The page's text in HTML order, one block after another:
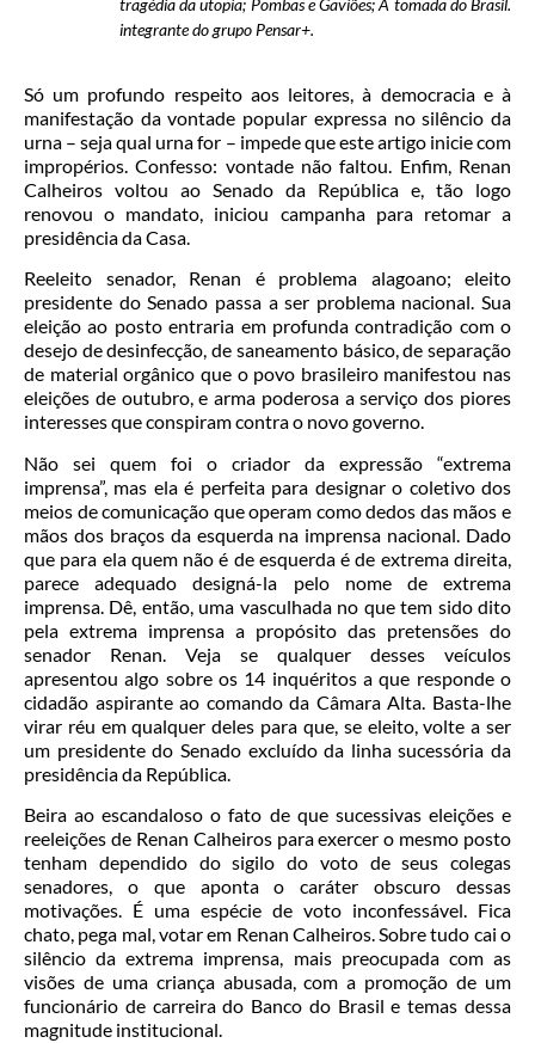
integrante do grupo Pensar+.
Só um profundo respeito aos leitores, à democracia e à
manifestação da vontade popular expressa no silêncio da
urna – seja qual urna for – impede que este artigo inicie com
impropérios. Confesso: vontade não faltou. Enfim, Renan
Calheiros voltou ao Senado da República e, tão logo
renovou o mandato, iniciou campanha para retomar a
presidência da Casa.
Reeleito senador, Renan é problema alagoano; eleito
presidente do Senado passa a ser problema nacional. Sua
eleição ao posto entraria em profunda contradição com o
desejo de desinfecção, de saneamento básico, de separação
de material orgânico que o povo brasileiro manifestou nas
eleições de outubro, e arma poderosa a serviço dos piores
interesses que conspiram contra o novo governo.
Não sei quem foi o criador da expressão “extrema
imprensa”, mas ela é perfeita para designar o coletivo dos
meios de comunicação que operam como dedos das mãos e
mãos dos braços da esquerda na imprensa nacional. Dado
que para ela quem não é de esquerda é de extrema direita,
parece adequado designá-la pelo nome de extrema
imprensa. Dê, então, uma vasculhada no que tem sido dito
pela extrema imprensa a propósito das pretensões do
senador Renan. Veja se qualquer desses veículos
apresentou algo sobre os 14 inquéritos a que responde o
cidadão aspirante ao comando da Câmara Alta. Basta-lhe
virar réu em qualquer deles para que, se eleito, volte a ser
um presidente do Senado excluído da linha sucessória da
presidência da República.
Beira ao escandaloso o fato de que sucessivas eleições e
reeleições de Renan Calheiros para exercer o mesmo posto
tenham dependido do sigilo do voto de seus colegas
senadores, o que aponta o caráter obscuro dessas
motivações. É uma espécie de voto inconfessável. Fica
chato, pega mal, votar em Renan Calheiros. Sobre tudo cai o
silêncio da extrema imprensa, mais preocupada com as
visões de uma criança abusada, com a promoção de um
funcionário de carreira do Banco do Brasil e temas dessa
magnitude institucional.